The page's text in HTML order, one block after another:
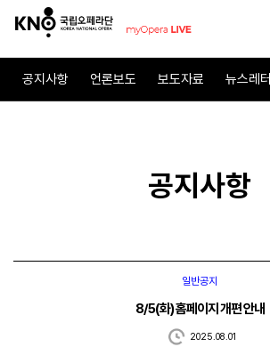
공지사항 언론보도 보도자료 뉴스레터
공지사항
일반공지
8/5(화) 홈페이지 개편 안내
2025.08.01